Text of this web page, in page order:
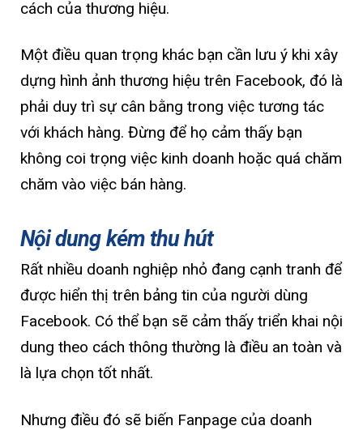
cách của thương hiệu.
Một điều quan trọng khác bạn cần lưu ý khi xây
dựng hình ảnh thương hiệu trên Facebook, đó là
phải duy trì sự cân bằng trong việc tương tác
với khách hàng. Đừng để họ cảm thấy bạn
không coi trọng việc kinh doanh hoặc quá chăm
chăm vào việc bán hàng.
Nội dung kém thu hút
Rất nhiều doanh nghiệp nhỏ đang cạnh tranh để
được hiển thị trên bảng tin của người dùng
Facebook. Có thể bạn sẽ cảm thấy triển khai nội
dung theo cách thông thường là điều an toàn và
là lựa chọn tốt nhất.
Nhưng điều đó sẽ biến Fanpage của doanh